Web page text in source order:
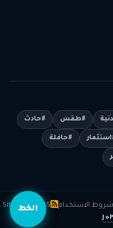
الخط
#طقس #حادث
#حافلة
شروط الاستخدام RSS
Sitemap